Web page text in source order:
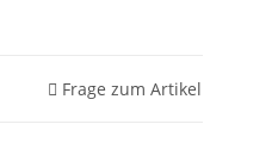
Frage zum Artikel